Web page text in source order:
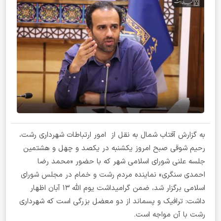
به گزارش آفتاب شمال به نقل از امور ارتباطات شهرداری رشت،
رحیم شوقی صبح امروز یکشنبه در یکصد و چهل و هشتمین
جلسه علنی شورای اسلامی شهر که با حضور «محمد رضا
احمدی سنگری» نماینده مردم رشت و خمام در مجلس شورای
اسلامی برگزار شد، ضمن گرامیداشت یوم الله ۱۳ آبان اظهار
داشت: ترافیک و پسماند از دو معضل بزرگی است که شهرداری
رشت با آن مواجه است.